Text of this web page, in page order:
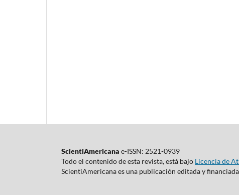
ScientiAmericana e-ISSN: 2521-0939
Todo el contenido de esta revista, está bajo Licencia de
ScientiAmericana es una publicación editada y